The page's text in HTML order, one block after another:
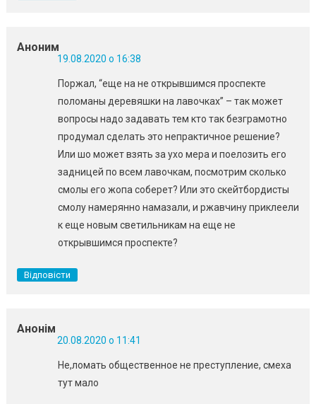
Аноним
19.08.2020 о 16:38
Поржал, “еще на не открывшимся проспекте
поломаны деревяшки на лавочках” – так может
вопросы надо задавать тем кто так безграмотно
продумал сделать это непрактичное решение?
Или шо может взять за ухо мера и поелозить его
задницей по всем лавочкам, посмотрим сколько
смолы его жопа соберет? Или это скейтбордисты
смолу намерянно намазали, и ржавчину приклеели
к еще новым светильникам на еще не
открывшимся проспекте?
Відповісти
Анонім
20.08.2020 о 11:41
Не,ломать общественное не преступление, смеха
тут мало